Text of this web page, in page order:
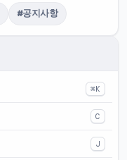
#공지사항
⌘K
C
J